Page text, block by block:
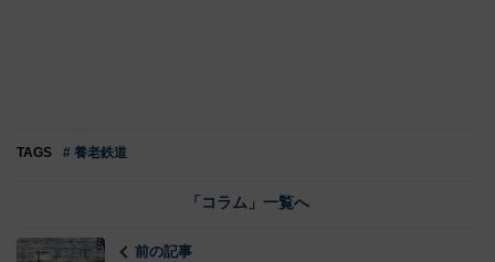
TAGS # 養老鉄道
「コラム」一覧へ
前の記事